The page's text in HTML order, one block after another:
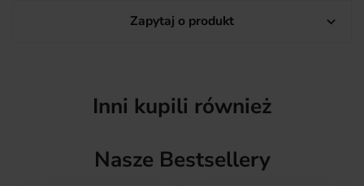
Zapytaj o produkt 
Inni kupili również
Nasze Bestsellery